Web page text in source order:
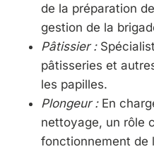
de la préparation
gestion de la
Pâtissier :
pâtisseries et
les papilles.
Plongeur : En
nettoyage, un rôle
fonctionnement de